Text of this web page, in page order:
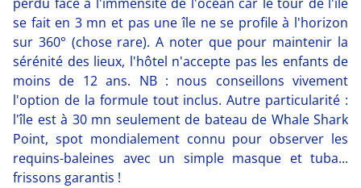
se fait en 3 mn et pas une île ne se profile à l'horizon
sur 360° (chose rare). A noter que pour maintenir la
sérénité des lieux, l'hôtel n'accepte pas les enfants de
moins de 12 ans. NB : nous conseillons vivement
l'option de la formule tout inclus. Autre particularité :
l'île est à 30 mn seulement de bateau de Whale Shark
Point, spot mondialement connu pour observer les
requins-baleines avec un simple masque et tuba...
frissons garantis !